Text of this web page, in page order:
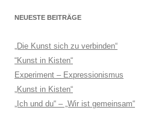
NEUESTE BEITRÄGE
„Die Kunst sich zu verbinden“
“Kunst in Kisten“
Experiment – Expressionismus
„Kunst in Kisten“
„Ich und du“ – „Wir ist gemeinsam“